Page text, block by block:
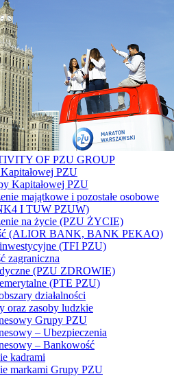
OF PZU GROUP
PZU
Kapitałowej PZU
majątkowe i pozostałe osobowe
I TUW PZUW)
na życie (PZU ŻYCIE)
(ALIOR BANK, BANK PEKAO)
(TFI PZU)
zagraniczna
(PZU ZDROWIE)
(PTE PZU)
działalności
oraz zasoby ludzkie
Grupy PZU
– Ubezpieczenia
– Bankowość
kadrami
markami Grupy PZU